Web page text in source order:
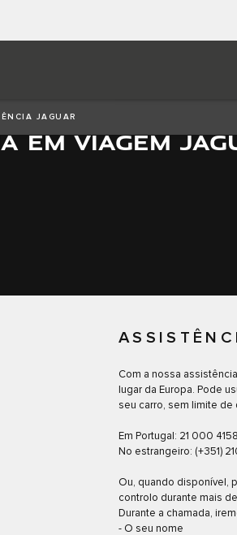
JAGUAR
EM VIAGEM
Com a nossa
lugar da Europa. Pode
seu carro, sem limite de
Em Portugal: 21 000 4158
No estrangeiro: (+351)
Ou, quando disponível,
controlo durante mais
Durante a chamada,
- O seu nome